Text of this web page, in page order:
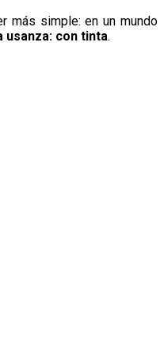
más simple: en un mundo
usanza: con tinta.